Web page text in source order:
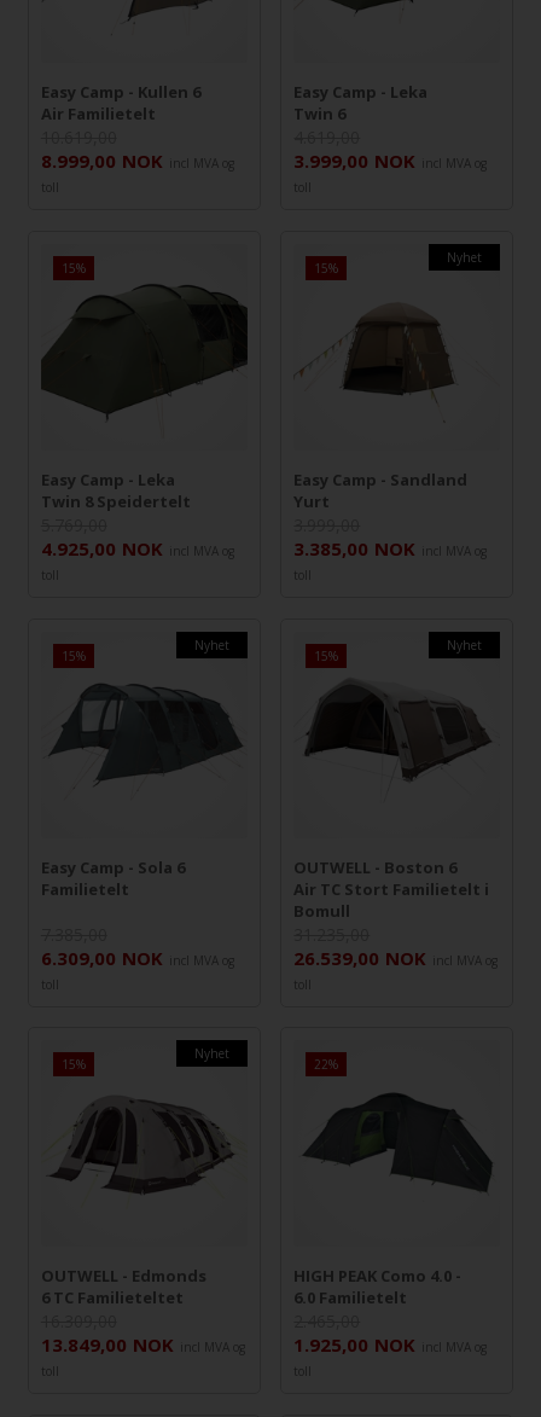
Easy Camp - Kullen 6
Air Familietelt
8.999,00 NOK
incl MVA og
toll
Easy Camp - Leka
Twin 6
3.999,00 NOK
incl MVA og
toll
15%
Easy Camp - Leka
Twin 8 Speidertelt
4.925,00 NOK
incl MVA og
toll
Nyhet
15%
Easy Camp - Sandland
Yurt
3.385,00 NOK
incl MVA og
toll
Nyhet
15%
Easy Camp - Sola 6
Familietelt
6.309,00 NOK
incl MVA og
toll
Nyhet
15%
OUTWELL - Boston 6
Air TC Stort Familietelt i
Bomull
26.539,00 NOK
incl MVA og
toll
Nyhet
15%
OUTWELL - Edmonds
6 TC Familieteltet
13.849,00 NOK
incl MVA og
toll
22%
HIGH PEAK Como 4.0 -
6.0 Familietelt
1.925,00 NOK
incl MVA og
toll